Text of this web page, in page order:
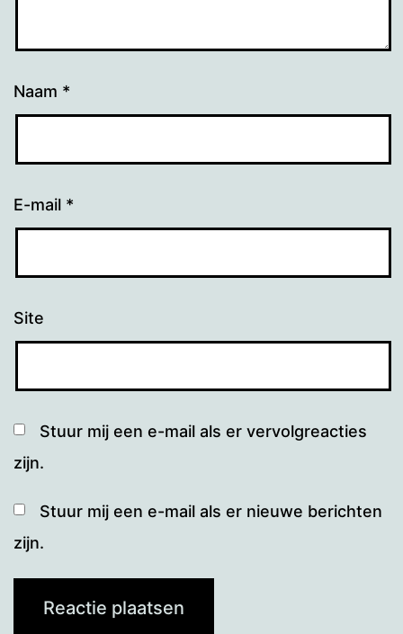
Naam *
E-mail *
Site
Stuur mij een e-mail als er vervolgreacties
zijn.
Stuur mij een e-mail als er nieuwe berichten
zijn.